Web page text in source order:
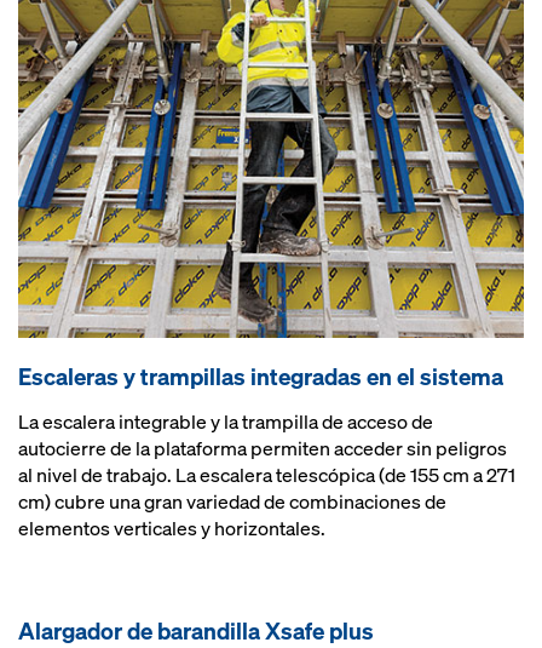
Escaleras y trampillas integradas en el sistema
La escalera integrable y la trampilla de acceso de
autocierre de la plataforma permiten acceder sin peligros
al nivel de trabajo. La escalera telescópica (de 155 cm a 271
cm) cubre una gran variedad de combinaciones de
elementos verticales y horizontales.
Alargador de barandilla Xsafe plus